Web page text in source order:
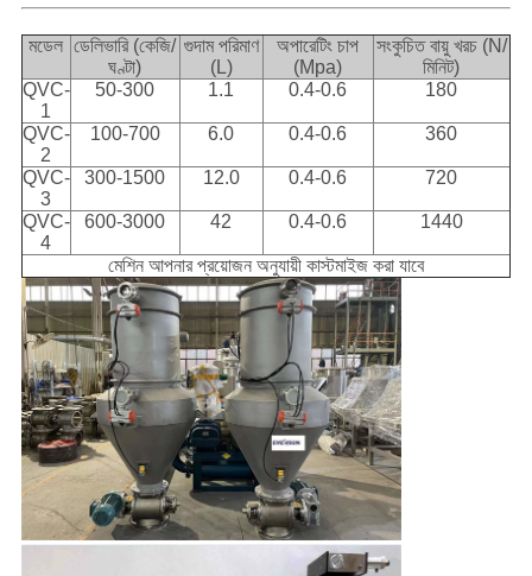
মডেল ডেলিভারি (কেজি/
ঘণ্টা)
গুদাম পরিমাণ
(L)
অপারেটিং চাপ
(Mpa)
সংকুচিত বায়ু খরচ (N/
মিনিট)
QVC-
1
50-300 1.1 0.4-0.6 180
QVC-
2
100-700 6.0 0.4-0.6 360
QVC-
3
300-1500 12.0 0.4-0.6 720
QVC-
4
600-3000 42 0.4-0.6 1440
মেশিন আপনার প্রয়োজন অনুযায়ী কাস্টমাইজ করা যাবে